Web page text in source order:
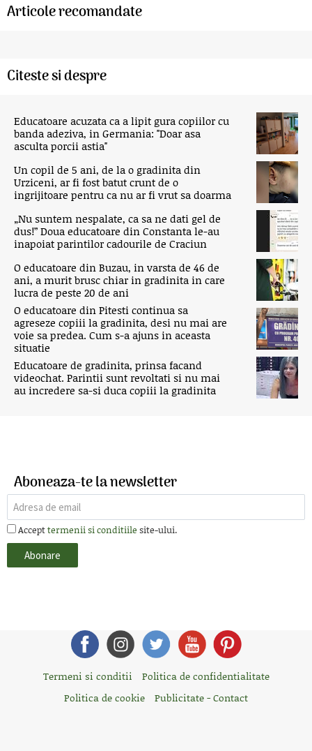
Articole recomandate
Citeste si despre
Educatoare acuzata ca a lipit gura copiilor cu
banda adeziva, in Germania: "Doar asa
asculta porcii astia"
Un copil de 5 ani, de la o gradinita din
Urziceni, ar fi fost batut crunt de o
ingrijitoare pentru ca nu ar fi vrut sa doarma
„Nu suntem nespalate, ca sa ne dati gel de
dus!” Doua educatoare din Constanta le-au
inapoiat parintilor cadourile de Craciun
O educatoare din Buzau, in varsta de 46 de
ani, a murit brusc chiar in gradinita in care
lucra de peste 20 de ani
O educatoare din Pitesti continua sa
agreseze copiii la gradinita, desi nu mai are
voie sa predea. Cum s-a ajuns in aceasta
situatie
Educatoare de gradinita, prinsa facand
videochat. Parintii sunt revoltati si nu mai
au incredere sa-si duca copiii la gradinita
Aboneaza-te la newsletter
Accepttermenii si conditiile site-ului.
Termeni si conditii
Politica de confidentialitate
Politica de cookie
Publicitate - Contact